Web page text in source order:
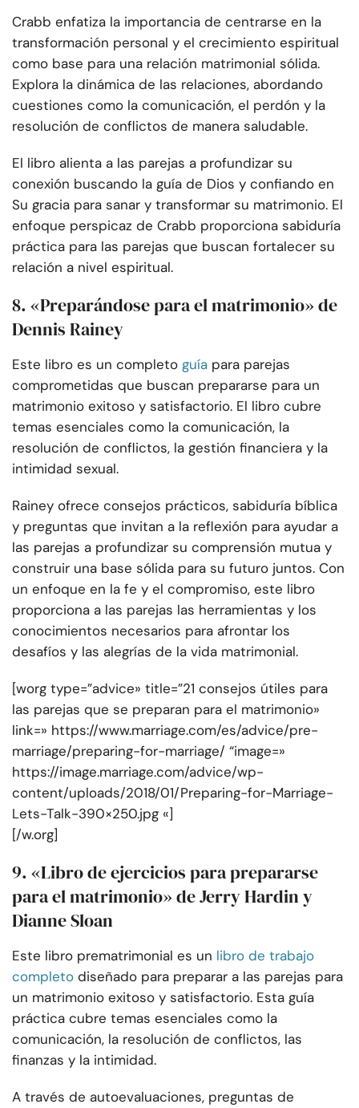
Crabb enfatiza la importancia de centrarse en la
transformación personal y el crecimiento espiritual
como base para una relación matrimonial sólida.
Explora la dinámica de las relaciones, abordando
cuestiones como la comunicación, el perdón y la
resolución de conflictos de manera saludable.
El libro alienta a las parejas a profundizar su
conexión buscando la guía de Dios y confiando en
Su gracia para sanar y transformar su matrimonio. El
enfoque perspicaz de Crabb proporciona sabiduría
práctica para las parejas que buscan fortalecer su
relación a nivel espiritual.
8. «Preparándose para el matrimonio» de
Dennis Rainey
Este libro es un completo guía para parejas
comprometidas que buscan prepararse para un
matrimonio exitoso y satisfactorio. El libro cubre
temas esenciales como la comunicación, la
resolución de conflictos, la gestión financiera y la
intimidad sexual.
Rainey ofrece consejos prácticos, sabiduría bíblica
y preguntas que invitan a la reflexión para ayudar a
las parejas a profundizar su comprensión mutua y
construir una base sólida para su futuro juntos. Con
un enfoque en la fe y el compromiso, este libro
proporciona a las parejas las herramientas y los
conocimientos necesarios para afrontar los
desafíos y las alegrías de la vida matrimonial.
[worg type=”advice» title=”21 consejos útiles para
las parejas que se preparan para el matrimonio»
link=» https://www.marriage.com/es/advice/pre-
marriage/preparing-for-marriage/ “image=»
https://image.marriage.com/advice/wp-
content/uploads/2018/01/Preparing-for-Marriage-
Lets-Talk-390×250.jpg «]
[/w.org]
9. «Libro de ejercicios para prepararse
para el matrimonio» de Jerry Hardin y
Dianne Sloan
Este libro prematrimonial es un libro de trabajo
completo diseñado para preparar a las parejas para
un matrimonio exitoso y satisfactorio. Esta guía
práctica cubre temas esenciales como la
comunicación, la resolución de conflictos, las
finanzas y la intimidad.
A través de autoevaluaciones, preguntas de